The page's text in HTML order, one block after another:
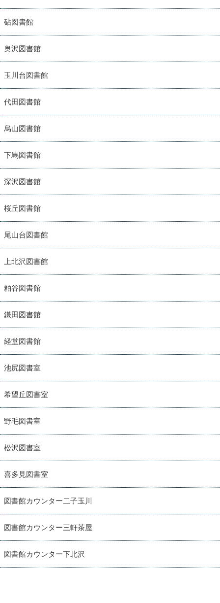
砧図書館
奥沢図書館
玉川台図書館
代田図書館
烏山図書館
下馬図書館
深沢図書館
桜丘図書館
尾山台図書館
上北沢図書館
粕谷図書館
鎌田図書館
経堂図書館
池尻図書室
希望丘図書室
野毛図書室
松沢図書室
喜多見図書室
図書館カウンター二子玉川
図書館カウンター三軒茶屋
図書館カウンター下北沢